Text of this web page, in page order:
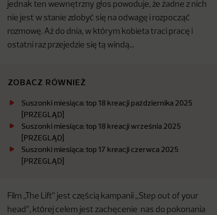
jednak ten wewnętrzny głos powoduje, że żadne z nich
nie jest w stanie zdobyć się na odwagę i rozpocząć
rozmowę. Aż do dnia, w którym kobieta traci pracę i
ostatni raz przejedzie się tą windą…
ZOBACZ RÓWNIEŻ
Suszonki miesiąca: top 18 kreacji października 2025
[PRZEGLĄD]
Suszonki miesiąca: top 18 kreacji września 2025
[PRZEGLĄD]
Suszonki miesiąca: top 17 kreacji czerwca 2025
[PRZEGLĄD]
Film „The Lift” jest częścią kampanii „Step out of your
head”, której celem jest zachęcenie nas do pokonania